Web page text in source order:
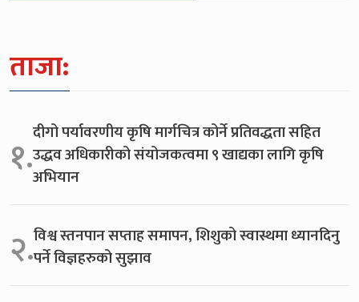
ताजा:
१.दीगो पर्यावरणीय कृषि मार्गचित्र कोर्ने प्रतिवद्धता सहित
उद्धव अधिकारीको संयोजकत्वमा ९ खाद्यका लागि कृषि
अभियान
२.विश्व स्तनपान सप्ताह समापन, शिशुको स्वास्थमा ध्यानदिनु
पर्ने विज्ञहरुको सुझाव